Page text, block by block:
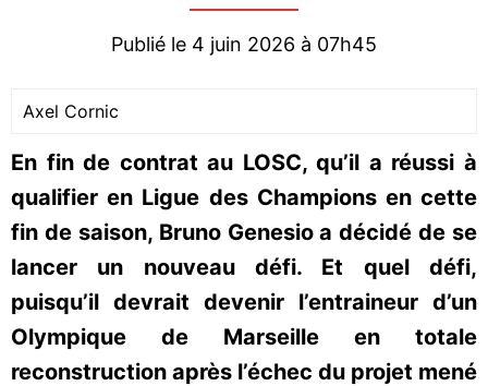
Publié le 4 juin 2026 à 07h45
Axel Cornic
En fin de contrat au LOSC, qu’il a réussi à
qualifier en Ligue des Champions en cette
fin de saison, Bruno Genesio a décidé de se
lancer un nouveau défi. Et quel défi,
puisqu’il devrait devenir l’entraineur d’un
Olympique de Marseille en totale
reconstruction après l’échec du projet mené